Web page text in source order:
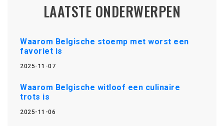
LAATSTE ONDERWERPEN
Waarom Belgische stoemp met worst een
favoriet is
2025-11-07
Waarom Belgische witloof een culinaire
trots is
2025-11-06